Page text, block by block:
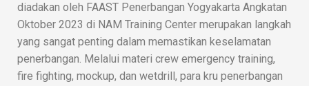
diadakan oleh FAAST Penerbangan Yogyakarta Angkatan
Oktober 2023 di NAM Training Center merupakan langkah
yang sangat penting dalam memastikan keselamatan
penerbangan. Melalui materi crew emergency training,
fire fighting, mockup, dan wetdrill, para kru penerbangan